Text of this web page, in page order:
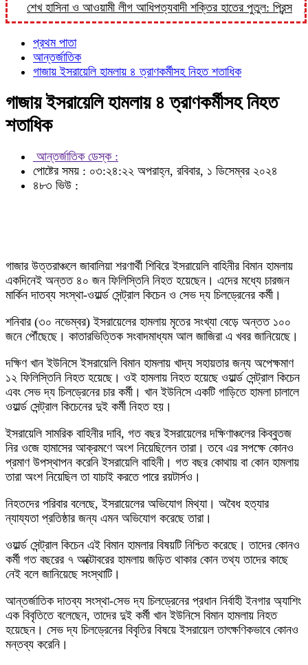
শেখ হাসিনা ও আওয়ামী লীগ আধিপত্যবাদী শক্তির হাতের পুতুল: প্রিন্স
প্রথম পাতা
আন্তর্জাতিক
গাজায় ইসরায়েলি হামলায় ৪ ত্রাণকর্মীসহ নিহত শতাধিক
গাজায় ইসরায়েলি হামলায় ৪ ত্রাণকর্মীসহ নিহত
শতাধিক
আন্তর্জাতিক ডেস্ক :
পোষ্টের সময় : ০৩:২৪:২২ অপরাহ্ন, রবিবার, ১ ডিসেম্বর ২০২৪
৪৮৩ ভিউ :
গাজার উত্তরাঞ্চলে জাবালিয়া শরণার্থী শিবিরে ইসরায়েলি বাহিনীর বিমান হামলায়
একদিনেই অন্তত ৪০ জন ফিলিস্তিনি নিহত হয়েছেন। এদের মধ্যে চারজন
মার্কিন দাতব্য সংস্থা-ওয়ার্ল্ড সেন্ট্রাল কিচেন ও সেভ দ্য চিলড্রেনের কর্মী।
শনিবার (৩০ নভেম্বর) ইসরায়েলের হামলায় মৃতের সংখ্যা বেড়ে অন্তত ১০০
জনে পৌঁছেছে। কাতারভিত্তিক সংবাদমাধ্যম আল জাজিরা এ খবর জানিয়েছে।
দক্ষিণ খান ইউনিসে ইসরায়েলি বিমান হামলায় খাদ্য সহায়তার জন্য অপেক্ষমাণ
১২ ফিলিস্তিনি নিহত হয়েছে। ওই হামলায় নিহত হয়েছে ওয়ার্ল্ড সেন্ট্রাল কিচেন
এবং সেভ দ্য চিলড্রেনের চার কর্মী। খান ইউনিসে একটি গাড়িতে হামলা চালালে
ওয়ার্ল্ড সেন্ট্রাল কিচেনের দুই কর্মী নিহত হয়।
ইসরায়েলি সামরিক বাহিনীর দাবি, গত বছর ইসরায়েলের দক্ষিণাঞ্চলের কিব্বুতজ
নির ওজে হামাসের আক্রমণে অংশ নিয়েছিলেন তারা। তবে এর সপক্ষে কোনও
প্রমাণ উপস্থাপন করেনি ইসরায়েলি বাহিনী। গত বছর কোথায় বা কোন হামলায়
তারা অংশ নিয়েছিল তা যাচাই করতে পারে রয়টার্সও।
নিহতদের পরিবার বলেছে, ইসরায়েলের অভিযোগ মিথ্যা। অবৈধ হত্যার
ন্যায্যতা প্রতিষ্ঠার জন্য এমন অভিযোগ করেছে তারা।
ওয়ার্ল্ড সেন্ট্রাল কিচেন এই বিমান হামলার বিষয়টি নিশ্চিত করেছে। তাদের কোনও
কর্মী গত বছরের ৭ অক্টোবরের হামলায় জড়িত থাকার কোন তথ্য তাদের কাছে
নেই বলে জানিয়েছে সংস্থাটি।
আন্তর্জাতিক দাতব্য সংস্থা-সেভ দ্য চিলড্রেনের প্রধান নির্বাহী ইনগার অ্যাশিং
এক বিবৃতিতে বলেছেন, তাদের দুই কর্মী খান ইউনিসে বিমান হামলায় নিহত
হয়েছেন। সেভ দ্য চিলড্রেনের বিবৃতির বিষয়ে ইসরায়েল তাৎক্ষণিকভাবে কোনও
মন্তব্য করেনি।